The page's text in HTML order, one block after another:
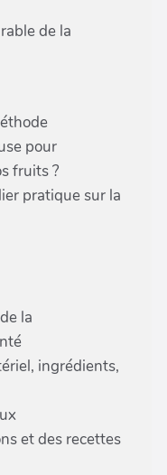
de la
pour
fruits ?
pratique sur la
la
ingrédients,
et des recettes